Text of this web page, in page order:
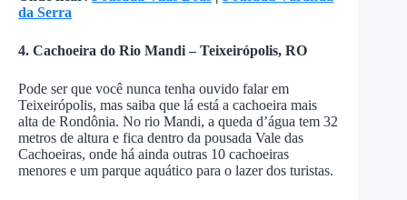
da Serra
4. Cachoeira do Rio Mandi – Teixeirópolis, RO
Pode ser que você nunca tenha ouvido falar em
Teixeirópolis, mas saiba que lá está a cachoeira mais
alta de Rondônia. No rio Mandi, a queda d’água tem 32
metros de altura e fica dentro da pousada Vale das
Cachoeiras, onde há ainda outras 10 cachoeiras
menores e um parque aquático para o lazer dos turistas.